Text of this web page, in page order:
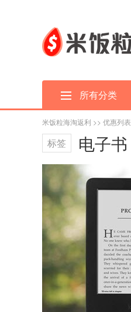
所有分类
米饭粒海淘返利 >> 优惠列表
标签 电子书